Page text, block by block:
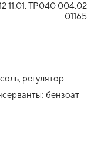
11.01. ТР040 004.02
01165
регулятор
бензоат